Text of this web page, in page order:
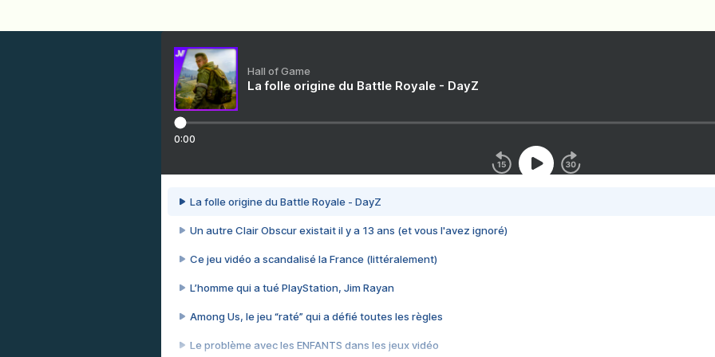
Hall of Game
La folle origine du Battle Royale - DayZ
0:00
La folle origine du Battle Royale - DayZ
Un autre Clair Obscur existait il y a 13 ans (et vous l'avez ignoré)
Ce jeu vidéo a scandalisé la France (littéralement)
L’homme qui a tué PlayStation, Jim Rayan
Among Us, le jeu “raté” qui a défié toutes les règles
Le problème avec les ENFANTS dans les jeux vidéo